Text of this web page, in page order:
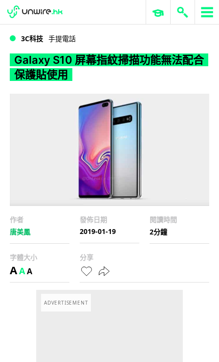
WWDC 2026 ERP 與商業 AI
3C科技 手提電話
Galaxy S10 屏幕指紋掃描功能無法配合
保護貼使用
作者
唐美鳳
發佈日期
2019-01-19
閱讀時間
2分鐘
字體大小
AAA
分享
ADVERTISEMENT